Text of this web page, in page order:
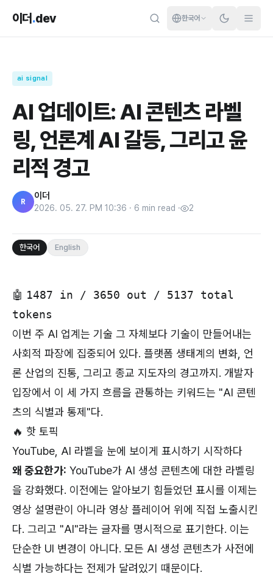
이더 .dev 한국어
ai signal
AI 업데이트: AI 콘텐츠 라벨
링, 언론계 AI 갈등, 그리고 윤
리적 경고
R
이더
2026. 05. 27. PM 10:36 · 6 min read · 2
한국어 English
🤖 1487 in / 3650 out / 5137 total
tokens
이번 주 AI 업계는 기술 그 자체보다 기술이 만들어내는
사회적 파장에 집중되어 있다. 플랫폼 생태계의 변화, 언
론 산업의 진통, 그리고 종교 지도자의 경고까지. 개발자
입장에서 이 세 가지 흐름을 관통하는 키워드는 "AI 콘텐
츠의 식별과 통제"다.
🔥 핫 토픽
YouTube, AI 라벨을 눈에 보이게 표시하기 시작하다
왜 중요한가: YouTube가 AI 생성 콘텐츠에 대한 라벨링
을 강화했다. 이전에는 알아보기 힘들었던 표시를 이제는
영상 설명란이 아니라 영상 플레이어 위에 직접 노출시킨
다. 그리고 "AI"라는 글자를 명시적으로 표기한다. 이는
단순한 UI 변경이 아니다. 모든 AI 생성 콘텐츠가 사전에
식별 가능하다는 전제가 달려있기 때문이다.